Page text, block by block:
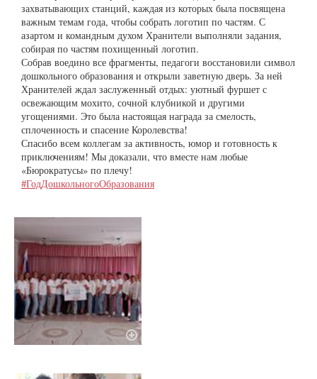
захватывающих станций, каждая из которых была посвящена
важным темам года, чтобы собрать логотип по частям. С
азартом и командным духом Хранители выполняли задания,
собирая по частям похищенный логотип.
Собрав воедино все фрагменты, педагоги восстановили символ
дошкольного образования и открыли заветную дверь. За ней
Хранителей ждал заслуженный отдых: уютный фуршет с
освежающим мохито, сочной клубникой и другими
угощениями. Это была настоящая награда за смелость,
сплоченность и спасение Королевства!
Спасибо всем коллегам за активность, юмор и готовность к
приключениям! Мы доказали, что вместе нам любые
«Бюрократусы» по плечу!
#ГодДошкольногоОбразования